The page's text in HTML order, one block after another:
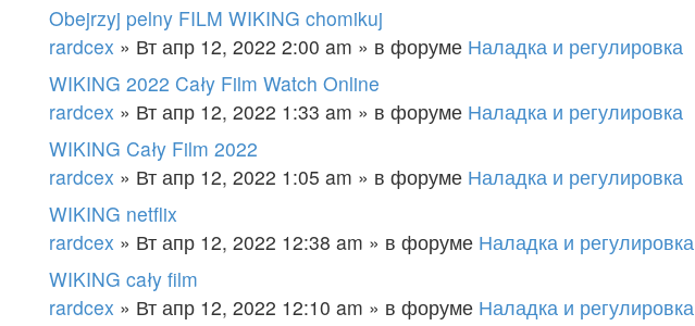
Obejrzyj pelny FILM WIKING chomikuj
rardcex » Вт апр 12, 2022 2:00 am » в форуме Наладка и регулировка
WIKING 2022 Cały Film Watch Online
rardcex » Вт апр 12, 2022 1:33 am » в форуме Наладка и регулировка
WIKING Cały Film 2022
rardcex » Вт апр 12, 2022 1:05 am » в форуме Наладка и регулировка
WIKING netflix
rardcex » Вт апр 12, 2022 12:38 am » в форуме Наладка и регулировка
WIKING cały film
rardcex » Вт апр 12, 2022 12:10 am » в форуме Наладка и регулировка